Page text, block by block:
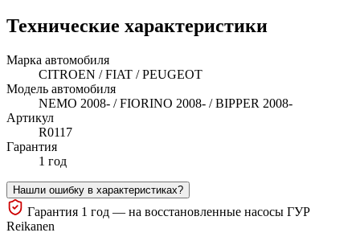
Технические характеристики
Марка автомобиля
CITROEN / FIAT / PEUGEOT
Модель автомобиля
NEMO 2008- / FIORINO 2008- / BIPPER 2008-
Артикул
R0117
Гарантия
1 год
Нашли ошибку в характеристиках?
Гарантия 1 год — на восстановленные насосы ГУР
Reikanen